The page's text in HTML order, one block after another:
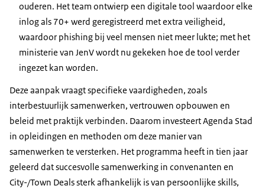
ouderen. Het team ontwierp een digitale tool waardoor elke
inlog als 70+ werd geregistreerd met extra veiligheid,
waardoor phishing bij veel mensen niet meer lukte; met het
ministerie van JenV wordt nu gekeken hoe de tool verder
ingezet kan worden.
Deze aanpak vraagt specifieke vaardigheden, zoals
interbestuurlijk samenwerken, vertrouwen opbouwen en
beleid met praktijk verbinden. Daarom investeert Agenda Stad
in opleidingen en methoden om deze manier van
samenwerken te versterken. Het programma heeft in tien jaar
geleerd dat succesvolle samenwerking in convenanten en
City-/Town Deals sterk afhankelijk is van persoonlijke skills,